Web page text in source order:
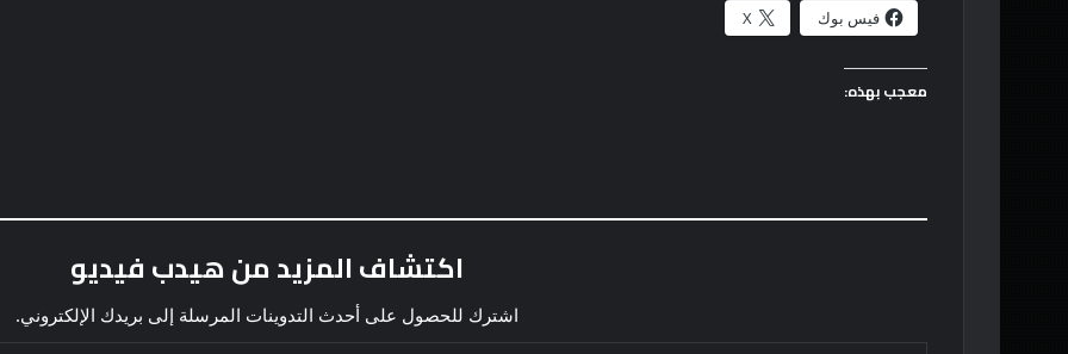
فيس بوك X
معجب بهذه:
اكتشاف المزيد من هيدب فيديو
اشترك للحصول على أحدث التدوينات المرسلة إلى بريدك الإلكتروني.